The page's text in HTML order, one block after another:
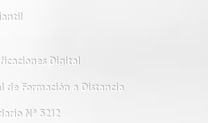
Digital
de Formación a Distancia
Nº 5212